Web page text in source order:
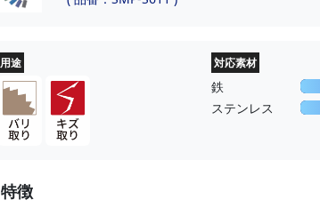
用途 対応素材
鉄
ステンレス
特徴